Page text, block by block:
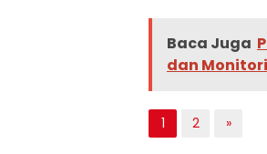
Baca Juga
dan
1 2 »